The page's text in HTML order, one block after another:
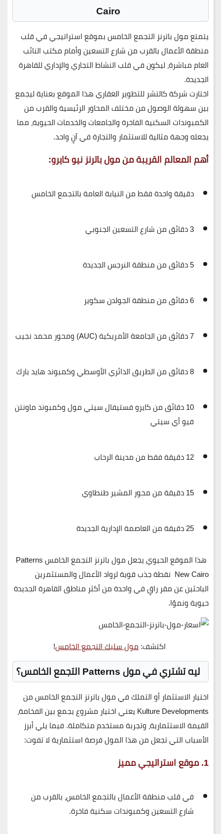
Cairo
يتمتعمول باترنز التجمع الخامسبموقع استراتيجي في قلب
منطقة الأعمال بالقرب منشارع التسعينوأماممكتب النائب
العاممباشرة، ليكون في قلب النشاط التجاري والإداري للقاهرة
الجديدة.
اختارت شركةكالتشر للتطوير العقاريهذا الموقع بعناية ليجمع
بينسهولة الوصول من مختلف المحاور الرئيسيةوالقرب من
الكمبوندات السكنية الفاخرة والجامعات والخدمات الحيوية، مما
يجعلهوجهة مثالية للاستثمار والتجارةفي آنٍ واحد.
أهم المعالم القريبة من مول باترنز نيو كايرو:
دقيقة واحدة فقط منالنيابة العامة بالتجمع الخامس
3 دقائق من شارع التسعين الجنوبي
5 دقائق من منطقة النرجس الجديدة
6 دقائق من منطقة الجولدن سكوير
7 دقائق من الجامعة الأمريكية (AUC) ومحور محمد نجيب
8 دقائق من الطريق الدائري الأوسطيوكمبوندهايد بارك
10 دقائق من كايرو فستيفال سيتي مولوكمبوندماونتن
فيو أي سيتي
12 دقيقة فقط من مدينة الرحاب
15 دقيقة من محور المشير طنطاوي
25 دقيقة من العاصمة الإدارية الجديدة
هذا الموقع الحيوي يجعلمول باترنز التجمع الخامسPatterns
New Cairo نقطة جذب قويةلرواد الأعمال والمستثمرين
الباحثين عن مقر راقٍ في واحدة من أكثر مناطق القاهرة الجديدة
حيوية ونموًا.
اكتشف:مول سليك التجمع الخامس!
ليه تشتري في مول Patterns التجمع الخامس؟
اختيار الاستثمار أو التملك فيمول باترنز التجمع الخامسمن
Kulture Developmentsيعني اختيار مشروع يجمع بينالفخامة،
القيمة الاستثمارية، وتجربة مستخدم متكاملة. فيما يلي أبرز
الأسباب التي تجعل من هذا المول فرصة استثمارية لا تفوت:
1. موقع استراتيجي مميز
في قلب منطقة الأعمال بالتجمع الخامس، بالقرب من
شارع التسعين وكمبوندات سكنية فاخرة.